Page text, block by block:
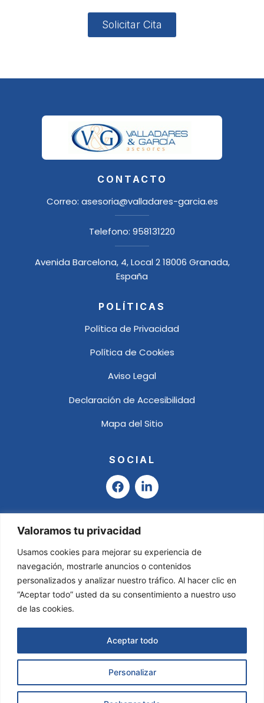
Valoramos tu privacidad
Usamos cookies para mejorar su experiencia de
navegación, mostrarle anuncios o contenidos
personalizados y analizar nuestro tráfico. Al hacer clic en
“Aceptar todo” usted da su consentimiento a nuestro uso
de las cookies.
Personalizar
Aceptar todo
Solicitar Cita
CONTACTO
Correo: asesoria@valladares-garcia.es
Telefono: 958131220
Avenida Barcelona, 4, Local 2 18006 Granada,
España
POLÍTICAS
Política de Privacidad
Política de Cookies
Aviso Legal
Declaración de Accesibilidad
Mapa del Sitio
SOCIAL
F
a
e
b
o
o
k
L
i
k
i
n
-
i
n
Asesoría Valladares & García © 2025
los derechos reservados.Página Web creada por
Solicitar Información